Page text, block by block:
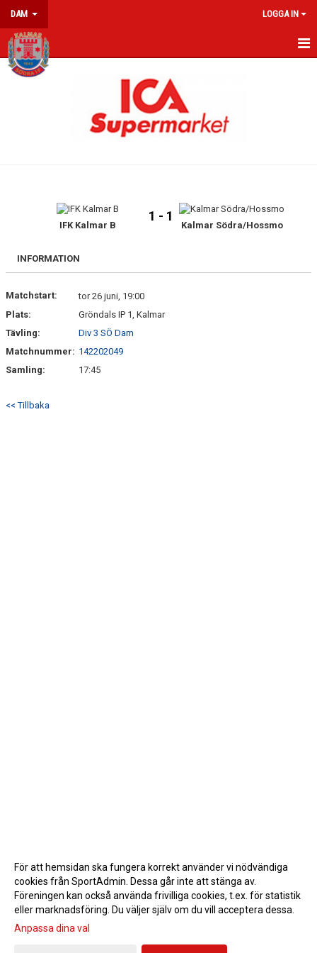
DAM LOGGA IN
HEM
IFK Kalmar B
1 - 1
Kalmar Södra/Hossmo
INFORMATION
Matchstart:
tor 26 juni, 19:00
Plats:
Gröndals IP 1, Kalmar
Tävling:
Div 3 SÖ Dam
Matchnummer: 142202049
Samling:
17:45
<< Tillbaka
Gå till Webbversion
För att hemsidan ska fungera korrekt använder vi nödvändiga
cookies från SportAdmin. Dessa går inte att stänga av.
Föreningen kan också använda frivilliga cookies, t.ex. för statistik
eller marknadsföring. Du väljer själv om du vill acceptera dessa.
Anpassa dina val